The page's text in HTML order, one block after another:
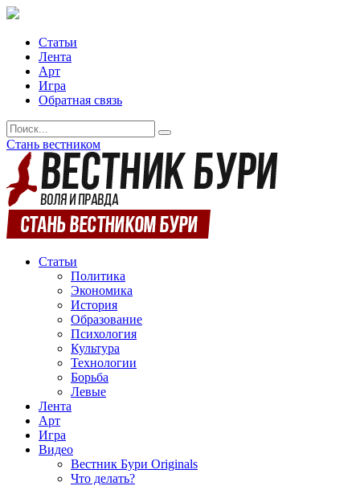
Статьи
Лента
Арт
Игра
Обратная связь
Стань вестником
Статьи
Политика
Экономика
История
Образование
Психология
Культура
Технологии
Борьба
Левые
Лента
Арт
Игра
Видео
Вестник Бури Originals
Что делать?